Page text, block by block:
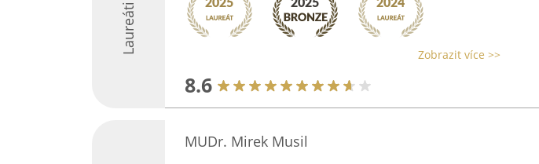
Laureáti Zobrazit více >>
8.6
MUDr. Mirek Musil